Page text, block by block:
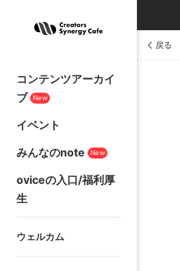
コンテンツアーカイ
ブ
New
イベント
みんなのnote
New
oviceの入口/福利厚
生
ウェルカム
戻る